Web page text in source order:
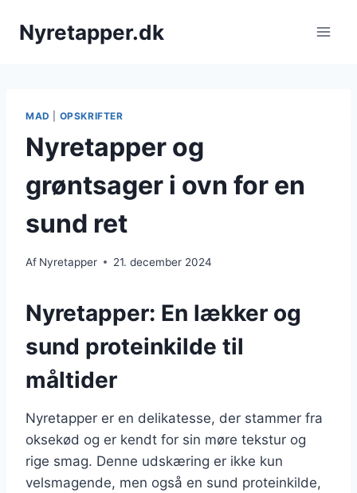
Nyretapper.dk
MAD OPSKRIFTER
Nyretapper og
grøntsager i ovn for en
sund ret
Af Nyretapper 21. december 2024
Nyretapper: En lækker og
sund proteinkilde til
måltider
Nyretapper er en delikatesse, der stammer fra
oksekød og er kendt for sin møre tekstur og
rige smag. Denne udskæring er ikke kun
velsmagende, men også en sund proteinkilde,